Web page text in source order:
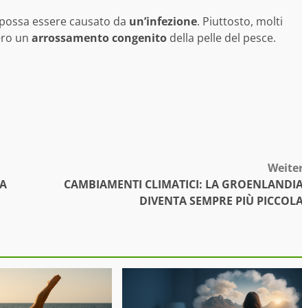
essere causato da un’infezione. Piuttosto, molti
un arrossamentocongenito della pelle del pesce.
CAMBIAMENTI CLIMATICI: LA
DIVENTA SEMPRE PIÙ